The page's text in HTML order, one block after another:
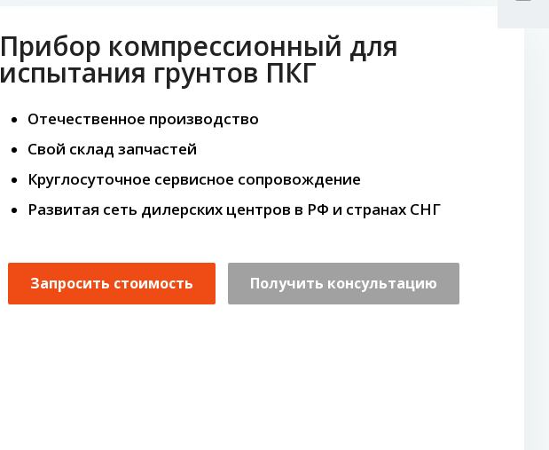
Прибор компрессионный для
испытания грунтов ПКГ
Отечественное производство
Свой склад запчастей
Круглосуточное сервисное сопровождение
Развитая сеть дилерских центров в РФ и странах СНГ
Запросить стоимость Получить консультацию